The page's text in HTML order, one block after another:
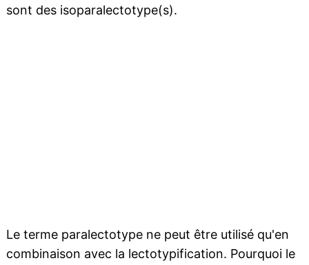
sont des isoparalectotype(s).
Le terme paralectotype ne peut être utilisé qu'en
combinaison avec la lectotypification. Pourquoi le